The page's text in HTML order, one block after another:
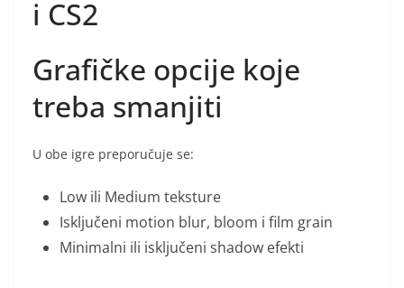
i CS2
Grafičke opcije koje
treba smanjiti
U obe igre preporučuje se:
Low ili Medium teksture
Isključeni motion blur, bloom i film grain
Minimalni ili isključeni shadow efekti